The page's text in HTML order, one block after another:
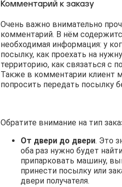
Комментарий к заказу
Очень важно внимательно
комментарий. В нём
необходимая информация: у
посылку, как проехать на
территорию, как связаться с
Также в комментарии клиент
попросить передать посылку
Обратите внимание на тип
От двери до двери. Это
оба раз нужно будет
припарковать машину,
принести посылку или
двери получателя.